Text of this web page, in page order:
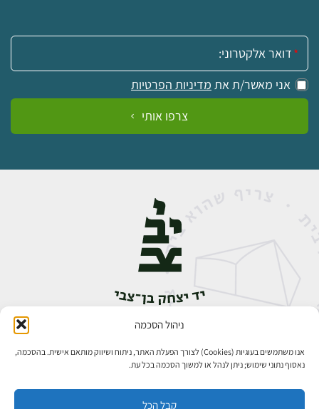
ניהול הסכמה
אנו משתמשים בעוגיות (Cookies) לצורך הפעלת האתר, ניתוח ושיווק מותאם אישית. בהסכמה,
נאסוף נתוני שימוש; ניתן לנהל או למשוך הסכמה בכל עת.
קבל הכל
למידע ולרכישה אימייל:
אני מאשר/ת את מדיניות הפרטיות
צרפו אותי
אבן גבירול 14, רחביה, ירושלים